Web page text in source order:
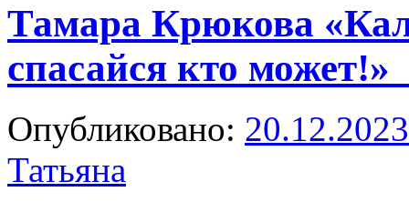
Тамара Крюкова
спасайся кто может!»
Опубликовано: 20.12.2023
Татьяна